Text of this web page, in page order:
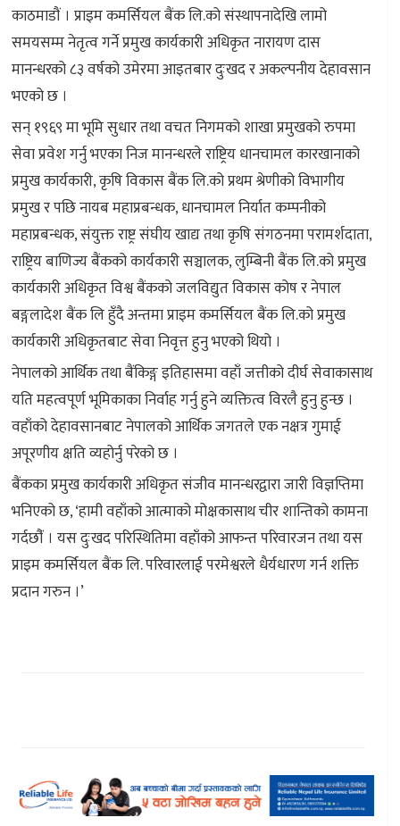
काठमाडौं । प्राइम कमर्सियल बैंक लि.को संस्थापनादेखि लामो
समयसम्म नेतृत्व गर्ने प्रमुख कार्यकारी अधिकृत नारायण दास
मानन्धरको ८३ वर्षको उमेरमा आइतबार दुःखद र अकल्पनीय देहावसान
भएको छ ।
सन् १९६९ मा भूमि सुधार तथा वचत निगमको शाखा प्रमुखको रुपमा
सेवा प्रवेश गर्नु भएका निज मानन्धरले राष्ट्रिय धानचामल कारखानाको
प्रमुख कार्यकारी, कृषि विकास बैंक लि.को प्रथम श्रेणीको विभागीय
प्रमुख र पछि नायब महाप्रबन्धक, धानचामल निर्यात कम्पनीको
महाप्रबन्धक, संयुक्त राष्ट्र संघीय खाद्य तथा कृषि संगठनमा परामर्शदाता,
राष्ट्रिय बाणिज्य बैंकको कार्यकारी सञ्चालक, लुम्बिनी बैंक लि.को प्रमुख
कार्यकारी अधिकृत विश्व बैंकको जलविद्युत विकास कोष र नेपाल
बङ्गलादेश बैंक लि हुँदै अन्तमा प्राइम कमर्सियल बैंक लि.को प्रमुख
कार्यकारी अधिकृतबाट सेवा निवृत्त हुनु भएको थियो ।
नेपालको आर्थिक तथा बैंकिङ्ग इतिहासमा वहाँ जत्तीको दीर्घ सेवाकासाथ
यति महत्वपूर्ण भूमिकाका निर्वाह गर्नु हुने व्यक्तित्व विरलै हुनु हुन्छ ।
वहाँको देहावसानबाट नेपालको आर्थिक जगतले एक नक्षत्र गुमाई
अपूरणीय क्षति व्यहोर्नु परेको छ ।
बैंकका प्रमुख कार्यकारी अधिकृत संजीव मानन्धरद्वारा जारी विज्ञप्तिमा
भनिएको छ, ‘हामी वहाँको आत्माको मोक्षकासाथ चीर शान्तिको कामना
गर्दछौंं । यस दुःखद परिस्थितिमा वहाँको आफन्त परिवारजन तथा यस
प्राइम कमर्सियल बैंक लि. परिवारलाई परमेश्वरले धैर्यधारण गर्न शक्ति
प्रदान गरुन ।’